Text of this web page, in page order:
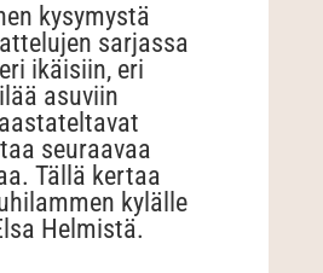
kysymystä
sarjassa
ikäisiin, eri
asuviin
seuraavaa
Tällä kertaa
kylälle
Helmistä.